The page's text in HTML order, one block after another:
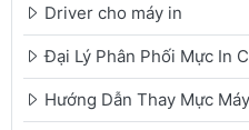
Driver cho máy in
Đại Lý Phân Phối Mực In
Hướng Dẫn Thay Mực